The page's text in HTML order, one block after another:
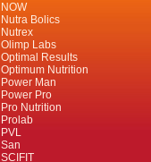
NOW
Nutra Bolics
Nutrex
Olimp Labs
Optimal Results
Optimum Nutrition
Power Man
Power Pro
Pro Nutrition
Prolab
PVL
San
SCIFIT